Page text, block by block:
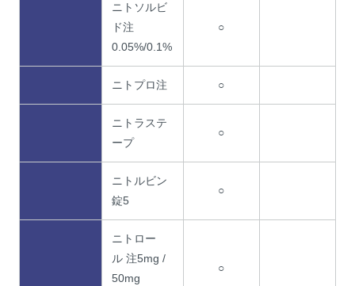
ニトソルビ
ド注
0.05%/0.1%
○
ニトプロ注 ○
ニトラステ
ープ
○
ニトルビン
錠5
○
ニトロー
ル 注5mg /
50mg
○